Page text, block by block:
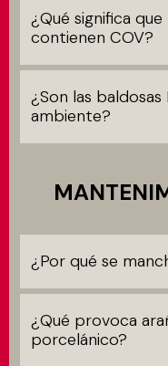
¿Qué significa
contienen COV?
¿Son las
ambiente?
¿Por qué se
¿Qué provoca
porcelánico?